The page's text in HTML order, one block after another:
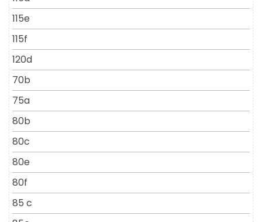
115e
115f
120d
70b
75a
80b
80c
80e
80f
85 c